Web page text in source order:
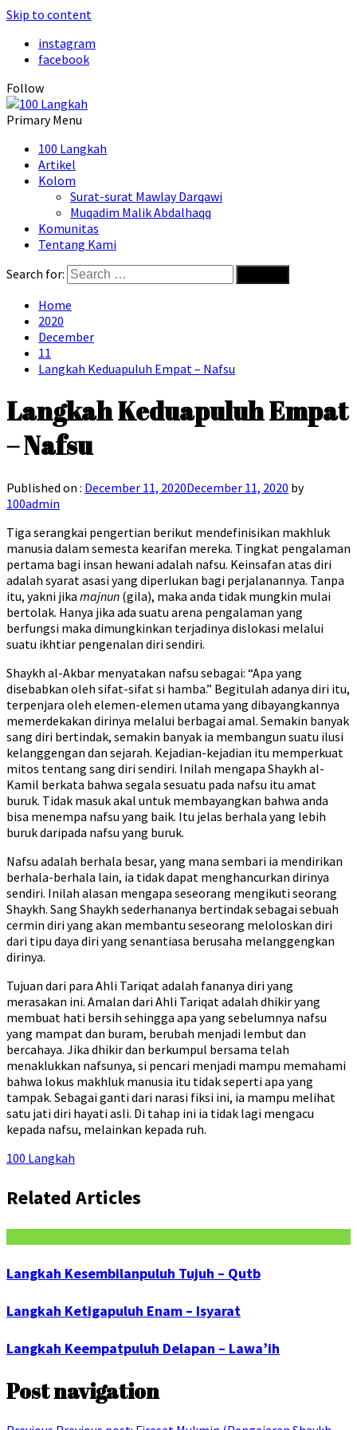
Skip to content
instagram
facebook
Follow
Primary Menu
100 Langkah
Artikel
Kolom
Surat-surat Mawlay Darqawi
Muqadim Malik Abdalhaqq
Komunitas
Tentang Kami
Search for:
Home
2020
December
11
Langkah Keduapuluh Empat – Nafsu
Langkah Keduapuluh Empat
– Nafsu
Published on : December 11, 2020December 11, 2020 by
100admin
Tiga serangkai pengertian berikut mendefinisikan makhluk
manusia dalam semesta kearifan mereka. Tingkat pengalaman
pertama bagi insan hewani adalah nafsu. Keinsafan atas diri
adalah syarat asasi yang diperlukan bagi perjalanannya. Tanpa
itu, yakni jika majnun (gila), maka anda tidak mungkin mulai
bertolak. Hanya jika ada suatu arena pengalaman yang
berfungsi maka dimungkinkan terjadinya dislokasi melalui
suatu ikhtiar pengenalan diri sendiri.
Shaykh al-Akbar menyatakan nafsu sebagai: “Apa yang
disebabkan oleh sifat-sifat si hamba.” Begitulah adanya diri itu,
terpenjara oleh elemen-elemen utama yang dibayangkannya
memerdekakan dirinya melalui berbagai amal. Semakin banyak
sang diri bertindak, semakin banyak ia membangun suatu ilusi
kelanggengan dan sejarah. Kejadian-kejadian itu memperkuat
mitos tentang sang diri sendiri. Inilah mengapa Shaykh al-
Kamil berkata bahwa segala sesuatu pada nafsu itu amat
buruk. Tidak masuk akal untuk membayangkan bahwa anda
bisa menempa nafsu yang baik. Itu jelas berhala yang lebih
buruk daripada nafsu yang buruk.
Nafsu adalah berhala besar, yang mana sembari ia mendirikan
berhala-berhala lain, ia tidak dapat menghancurkan dirinya
sendiri. Inilah alasan mengapa seseorang mengikuti seorang
Shaykh. Sang Shaykh sederhananya bertindak sebagai sebuah
cermin diri yang akan membantu seseorang meloloskan diri
dari tipu daya diri yang senantiasa berusaha melanggengkan
dirinya.
Tujuan dari para Ahli Tariqat adalah fananya diri yang
merasakan ini. Amalan dari Ahli Tariqat adalah dhikir yang
membuat hati bersih sehingga apa yang sebelumnya nafsu
yang mampat dan buram, berubah menjadi lembut dan
bercahaya. Jika dhikir dan berkumpul bersama telah
menaklukkan nafsunya, si pencari menjadi mampu memahami
bahwa lokus makhluk manusia itu tidak seperti apa yang
tampak. Sebagai ganti dari narasi fiksi ini, ia mampu melihat
satu jati diri hayati asli. Di tahap ini ia tidak lagi mengacu
kepada nafsu, melainkan kepada ruh.
100 Langkah
Related Articles
Langkah Kesembilanpuluh Tujuh – Qutb
Langkah Ketigapuluh Enam – Isyarat
Langkah Keempatpuluh Delapan – Lawa’ih
Post navigation